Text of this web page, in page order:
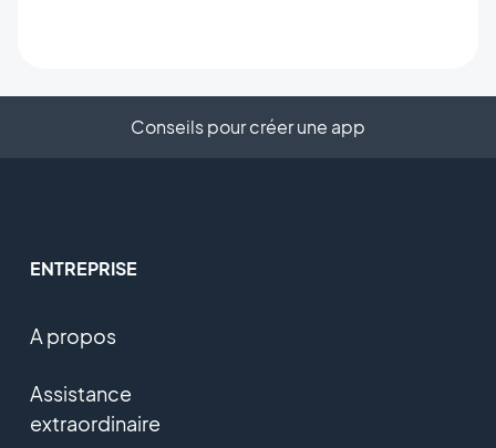
Conseils pour créer une app
ENTREPRISE
A propos
Assistance
extraordinaire